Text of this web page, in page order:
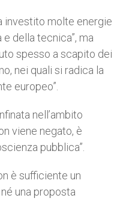
investito molte energie
della tecnica”, ma
spesso a scapito dei
nei quali si radica la
europeo”.
nell’ambito
viene negato, è
pubblica”.
è sufficiente un
una proposta